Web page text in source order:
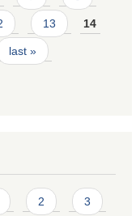
13 14
last »
2 3